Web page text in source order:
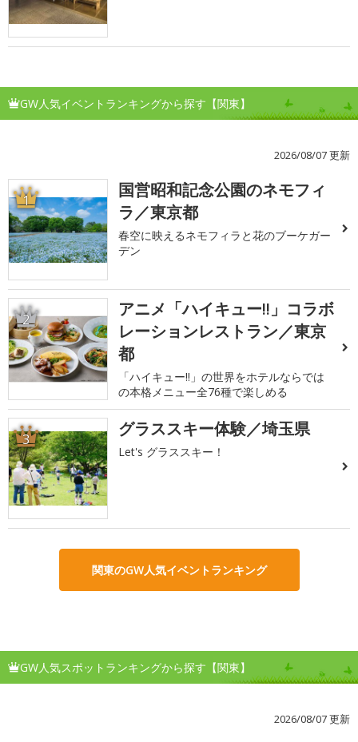
GW人気イベントランキングから探す【関東】
2026/08/07 更新
1
国営昭和記念公園のネモフィ
ラ／東京都
春空に映えるネモフィラと花のブーケガー
デン
2
アニメ「ハイキュー!!」コラボ
レーションレストラン／東京
都
「ハイキュー!!」の世界をホテルならでは
の本格メニュー全76種で楽しめる
3 グラススキー体験／埼玉県
Let's グラススキー！
関東のGW人気イベントランキング
GW人気スポットランキングから探す【関東】
2026/08/07 更新